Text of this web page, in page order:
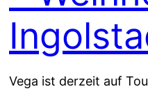
Vega ist derzeit auf